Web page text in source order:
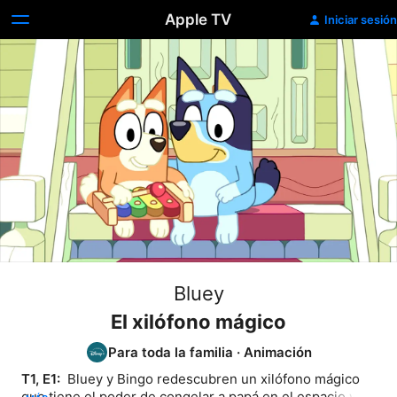
Apple TV Iniciar sesión
Bluey
El xilófono mágico
Para toda la familia · Animación
T1, E1: Bluey y Bingo redescubren un xilófono mágico